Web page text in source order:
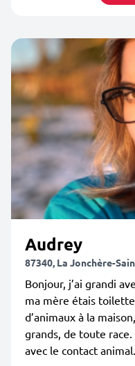
Audrey
87340, La Jonchère-
Bonjour, j’ai grandi
ma mère étais
d’animaux à la
grands, de toute
avec le contact